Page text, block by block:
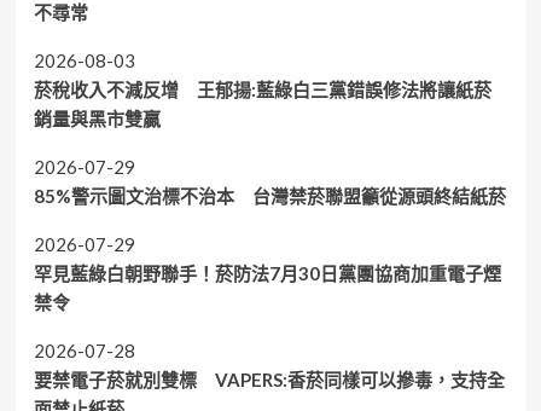
不尋常
2026-08-03
菸稅收入不減反增 王郁揚:藍綠白三黨錯誤修法將讓紙菸
銷量與黑市雙贏
2026-07-29
85%警示圖文治標不治本 台灣禁菸聯盟籲從源頭終結紙菸
2026-07-29
罕見藍綠白朝野聯手！菸防法7月30日黨團協商加重電子煙
禁令
2026-07-28
要禁電子菸就別雙標 VAPERS:香菸同樣可以摻毒，支持全